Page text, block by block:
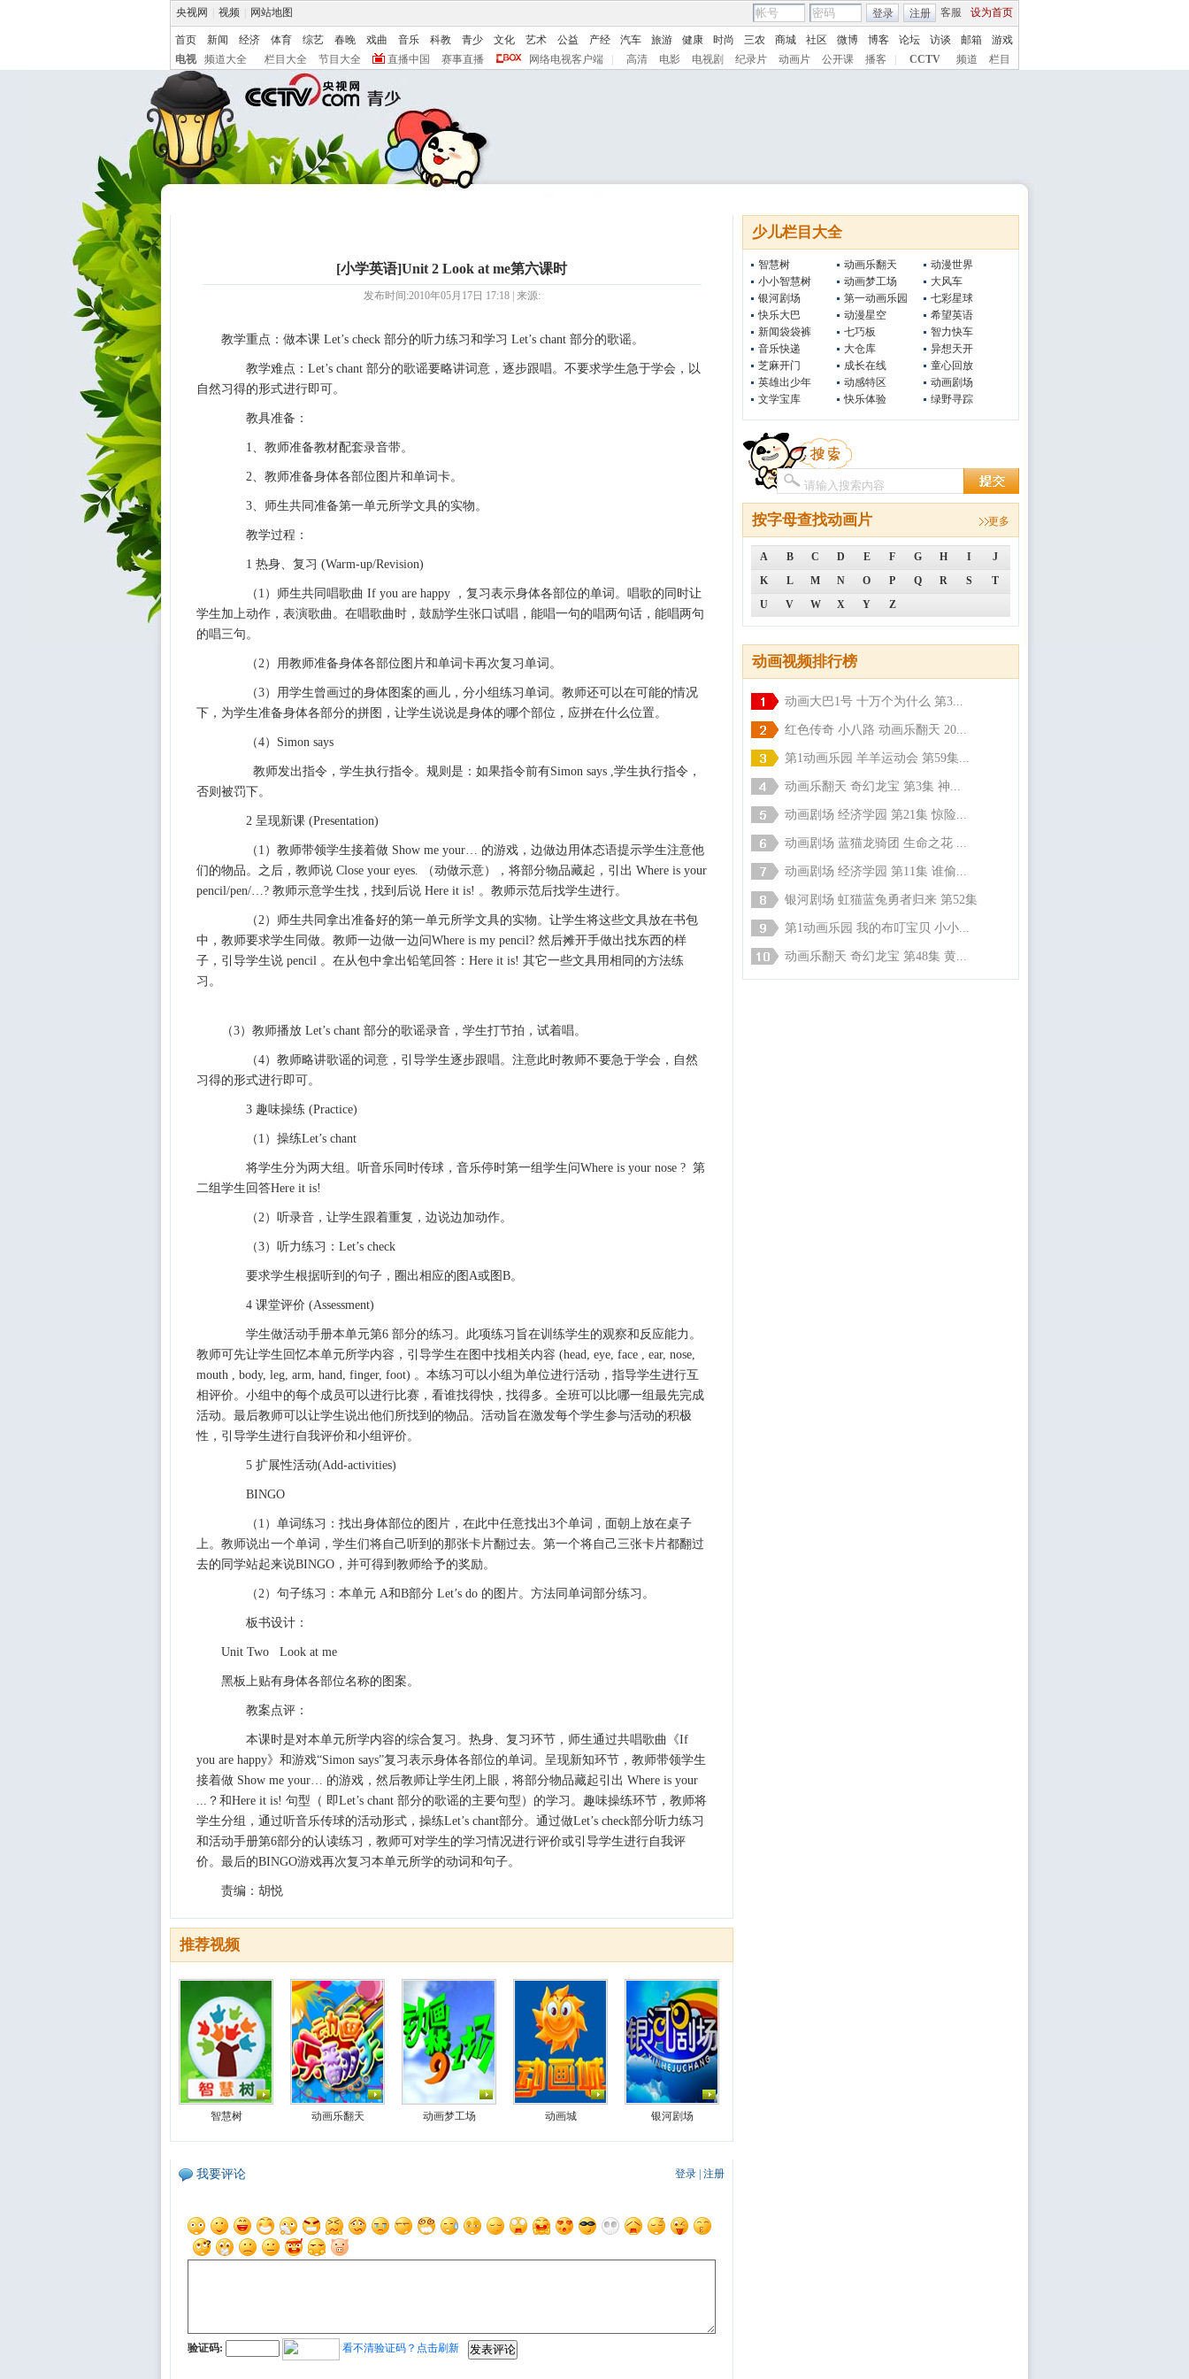
央视网 视频 网站地图 客服 设为首页
登录 注册
首页 新闻 经济 体育 综艺 春晚 戏曲 音乐 科教 青少 文化 艺术 公益 产经 汽车 旅游 健康 时尚 三农 商城 社区 微博 博客 论坛 访谈 邮箱
游戏
电视
频道大全 栏目大全 节目大全 直播中国 赛事直播 网络电视客户端 高清 电影 电视剧 纪录片 动画片 公开课 播客 CCTV 频道 栏目
少儿栏目大全
智慧树
小小智慧树
银河剧场
快乐大巴
新闻袋袋裤
音乐快递
芝麻开门
英雄出少年
文学宝库
动画乐翻天
动画梦工场
第一动画乐园
动漫星空
七巧板
大仓库
成长在线
动感特区
快乐体验
动漫世界
大风车
七彩星球
希望英语
智力快车
异想天开
童心回放
动画剧场
绿野寻踪
按字母查找动画片 更多
A B C D E F G H I
J
K
L M N O P Q R S
T
U
V W X Y Z
动画视频排行榜
动画大巴1号 十万个为什么 第3...
红色传奇 小八路 动画乐翻天 20...
第1动画乐园 羊羊运动会 第59集...
动画乐翻天 奇幻龙宝 第3集 神...
动画剧场 经济学园 第21集 惊险...
动画剧场 蓝猫龙骑团 生命之花 ...
动画剧场 经济学园 第11集 谁偷...
银河剧场 虹猫蓝兔勇者归来 第52集
第1动画乐园 我的布叮宝贝 小小...
动画乐翻天 奇幻龙宝 第48集 黄...
[小学英语]Unit 2 Look at me第六课时
发布时间:2010年05月17日 17:18 | 来源:
教学重点：做本课 Let’s check 部分的听力练习和学习 Let’s chant 部分的歌谣。
教学难点：Let’s chant 部分的歌谣要略讲词意，逐步跟唱。不要求学生急于学会，以
自然习得的形式进行即可。
教具准备：
1、教师准备教材配套录音带。
2、教师准备身体各部位图片和单词卡。
3、师生共同准备第一单元所学文具的实物。
教学过程：
1 热身、复习 (Warm-up/Revision)
（1）师生共同唱歌曲 If you are happy ，复习表示身体各部位的单词。唱歌的同时让
学生加上动作，表演歌曲。在唱歌曲时，鼓励学生张口试唱，能唱一句的唱两句话，能唱两句
的唱三句。
（2）用教师准备身体各部位图片和单词卡再次复习单词。
（3）用学生曾画过的身体图案的画儿，分小组练习单词。教师还可以在可能的情况
下，为学生准备身体各部分的拼图，让学生说说是身体的哪个部位，应拼在什么位置。
（4）Simon says
教师发出指令，学生执行指令。规则是：如果指令前有Simon says ,学生执行指令，
否则被罚下。
2 呈现新课 (Presentation)
（1）教师带领学生接着做 Show me your… 的游戏，边做边用体态语提示学生注意他
们的物品。之后，教师说 Close your eyes. （动做示意），将部分物品藏起，引出 Where is your
pencil/pen/…? 教师示意学生找，找到后说 Here it is! 。教师示范后找学生进行。
（2）师生共同拿出准备好的第一单元所学文具的实物。让学生将这些文具放在书包
中，教师要求学生同做。教师一边做一边问Where is my pencil? 然后摊开手做出找东西的样
子，引导学生说 pencil 。在从包中拿出铅笔回答：Here it is! 其它一些文具用相同的方法练
习。
（3）教师播放 Let’s chant 部分的歌谣录音，学生打节拍，试着唱。
（4）教师略讲歌谣的词意，引导学生逐步跟唱。注意此时教师不要急于学会，自然
习得的形式进行即可。
3 趣味操练 (Practice)
（1）操练Let’s chant
将学生分为两大组。听音乐同时传球，音乐停时第一组学生问Where is your nose ? 第
二组学生回答Here it is!
（2）听录音，让学生跟着重复，边说边加动作。
（3）听力练习：Let’s check
要求学生根据听到的句子，圈出相应的图A或图B。
4 课堂评价 (Assessment)
学生做活动手册本单元第6 部分的练习。此项练习旨在训练学生的观察和反应能力。
教师可先让学生回忆本单元所学内容，引导学生在图中找相关内容 (head, eye, face , ear, nose,
mouth , body, leg, arm, hand, finger, foot) 。本练习可以小组为单位进行活动，指导学生进行互
相评价。小组中的每个成员可以进行比赛，看谁找得快，找得多。全班可以比哪一组最先完成
活动。最后教师可以让学生说出他们所找到的物品。活动旨在激发每个学生参与活动的积极
性，引导学生进行自我评价和小组评价。
5 扩展性活动(Add-activities)
BINGO
（1）单词练习：找出身体部位的图片，在此中任意找出3个单词，面朝上放在桌子
上。教师说出一个单词，学生们将自己听到的那张卡片翻过去。第一个将自己三张卡片都翻过
去的同学站起来说BINGO，并可得到教师给予的奖励。
（2）句子练习：本单元 A和B部分 Let’s do 的图片。方法同单词部分练习。
板书设计：
Unit Two Look at me
黑板上贴有身体各部位名称的图案。
教案点评：
本课时是对本单元所学内容的综合复习。热身、复习环节，师生通过共唱歌曲《If
you are happy》和游戏“Simon says”复习表示身体各部位的单词。呈现新知环节，教师带领学生
接着做 Show me your… 的游戏，然后教师让学生闭上眼，将部分物品藏起引出 Where is your
...？和Here it is! 句型（ 即Let’s chant 部分的歌谣的主要句型）的学习。趣味操练环节，教师将
学生分组，通过听音乐传球的活动形式，操练Let’s chant部分。通过做Let’s check部分听力练习
和活动手册第6部分的认读练习，教师可对学生的学习情况进行评价或引导学生进行自我评
价。最后的BINGO游戏再次复习本单元所学的动词和句子。
责编：胡悦
推荐视频
智慧树 动画乐翻天 动画梦工场 动画城 银河剧场
登录 注册
我要评论
验证码: 看不清验证码？点击刷新